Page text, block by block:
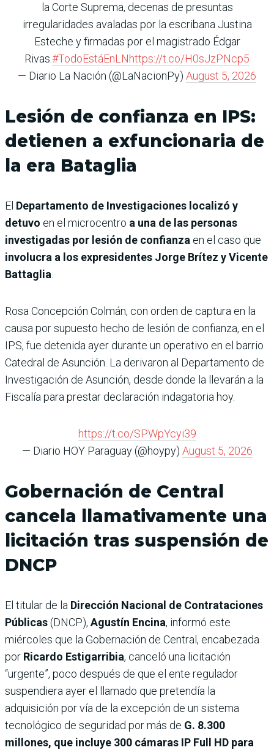
la Corte Suprema, decenas de presuntas
irregularidades avaladas por la escribana Justina
Esteche y firmadas por el magistrado Édgar
Rivas.#TodoEstáEnLNhttps://t.co/H0sJzPNcp5
— Diario La Nación (@LaNacionPy) August 5, 2026
Lesión de confianza en IPS:
detienen a exfuncionaria de
la era Bataglia
El Departamento de Investigaciones localizó y
detuvo en el microcentro a una de las personas
investigadas por lesión de confianza en el caso que
involucra a los expresidentes Jorge Brítez y Vicente
Battaglia.
Rosa Concepción Colmán, con orden de captura en la
causa por supuesto hecho de lesión de confianza, en el
IPS, fue detenida ayer durante un operativo en el barrio
Catedral de Asunción. La derivaron al Departamento de
Investigación de Asunción, desde donde la llevarán a la
Fiscalía para prestar declaración indagatoria hoy.
https://t.co/SPWpYcyi39
— Diario HOY Paraguay (@hoypy) August 5, 2026
Gobernación de Central
cancela llamativamente una
licitación tras suspensión de
DNCP
El titular de la Dirección Nacional de Contrataciones
Públicas(DNCP), Agustín Encina, informó este
miércoles que la Gobernación de Central, encabezada
por Ricardo Estigarribia, canceló una licitación
“urgente”, poco después de que el ente regulador
suspendiera ayer el llamado que pretendía la
adquisición por vía de la excepción de un sistema
tecnológico de seguridad por más de G. 8.300
millones, que incluye 300 cámaras IP Full HD para